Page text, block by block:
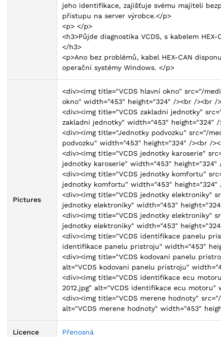
jeho identifikace, zajišťuje svému majiteli
přístupu na server výrobce.</p>
<p> </p>
<h3>Půjde diagnostika VCDS, s kabelem
</h3>
<p>Ano bez problémů, kabel HEX-CAN
operační systémy Windows. </p>
Pictures
<div><img title="VCDS hlavní okno" src="/
okno" width="453" height="324" /><br /><br /
<div><img title="VCDS zakladni jednotky"
zakladni jednotky" width="453" height="324"
<div><img title="Jednotky podvozku" src="/
podvozku" width="453" height="324" /><br /
<div><img title="VCDS jednotky karoserie"
jednotky karoserie" width="453" height="324"
<div><img title="VCDS jednotky komfortu"
jednotky komfortu" width="453" height="324"
<div><img title="VCDS jednotky elektroniky"
jednotky elektroniky" width="453"
<div><img title="VCDS jednotky elektroniky"
jednotky elektroniky" width="453"
<div><img title="VCDS identifikace panelu
identifikace panelu pristroju" width="453"
<div><img title="VCDS kodovani panelu
alt="VCDS kodovani panelu pristroju"
<div><img title="VCDS identifikace ecu
2012.jpg" alt="VCDS identifikace ecu
<div><img title="VCDS merene hodnoty"
alt="VCDS merene hodnoty" width="453"
Licence Přenosná